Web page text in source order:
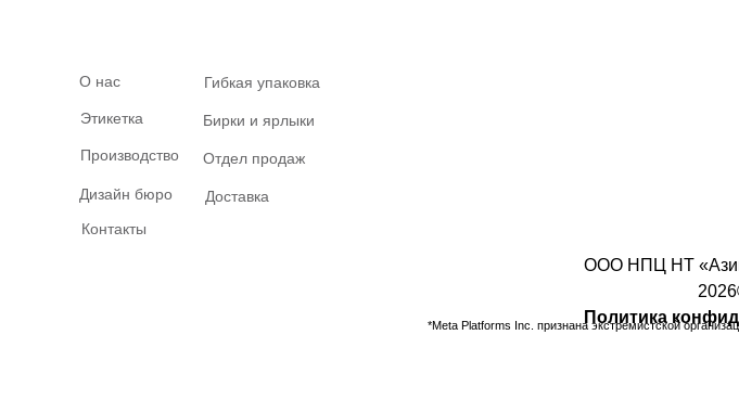
О нас
Этикетка
Производство
Дизайн бюро
Доставка
Контакты
ООО НПЦ НТ
Политика
Гибкая упаковка
Бирки и ярлыки
Отдел продаж
*Meta Platforms Inc. признана экстремистской